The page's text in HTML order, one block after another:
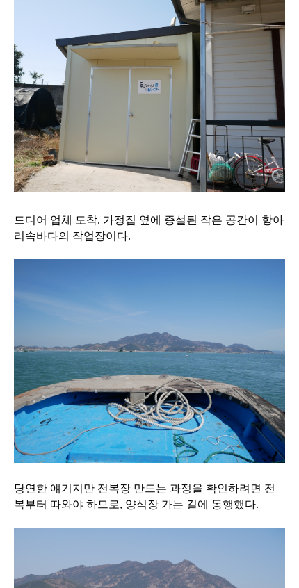
드디어 업체 도착. 가정집 옆에 증설된 작은 공간이 항아
리속바다의 작업장이다.
당연한 얘기지만 전복장 만드는 과정을 확인하려면 전
복부터 따와야 하므로, 양식장 가는 길에 동행했다.